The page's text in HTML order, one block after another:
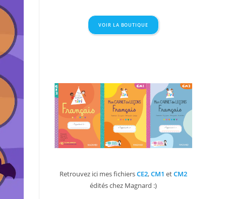
VOIR LA BOUTIQUE
Retrouvez ici mes fichiersCE2,CM1 etCM2
édités chez Magnard :)